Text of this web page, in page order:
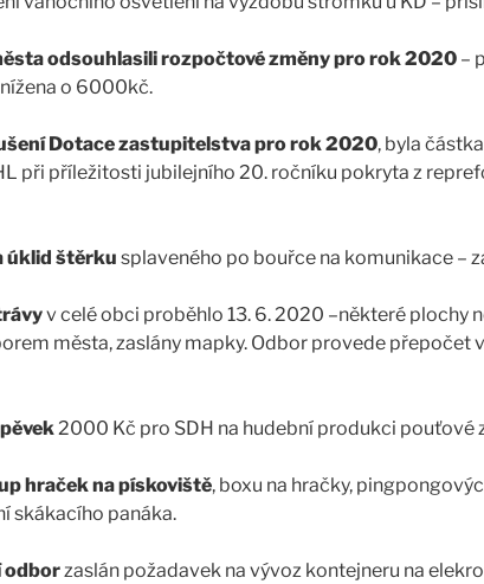
odsouhlasili rozpočtové změny pro rok 2020 –
o 6000kč.
Dotace zastupitelstva pro rok 2020, byla
při příležitosti jubilejního 20. ročníku pokryta z
úklid štěrku splaveného po bouřce na komunikace –
v celé obci proběhlo 13. 6. 2020 –některé plochy
města, zaslány mapky. Odbor provede přepočet
2000 Kč pro SDH na hudební produkci pouťové
hraček na pískoviště, boxu na hračky,
skákacího panáka.
odborzaslán požadavek na vývoz kontejneru na